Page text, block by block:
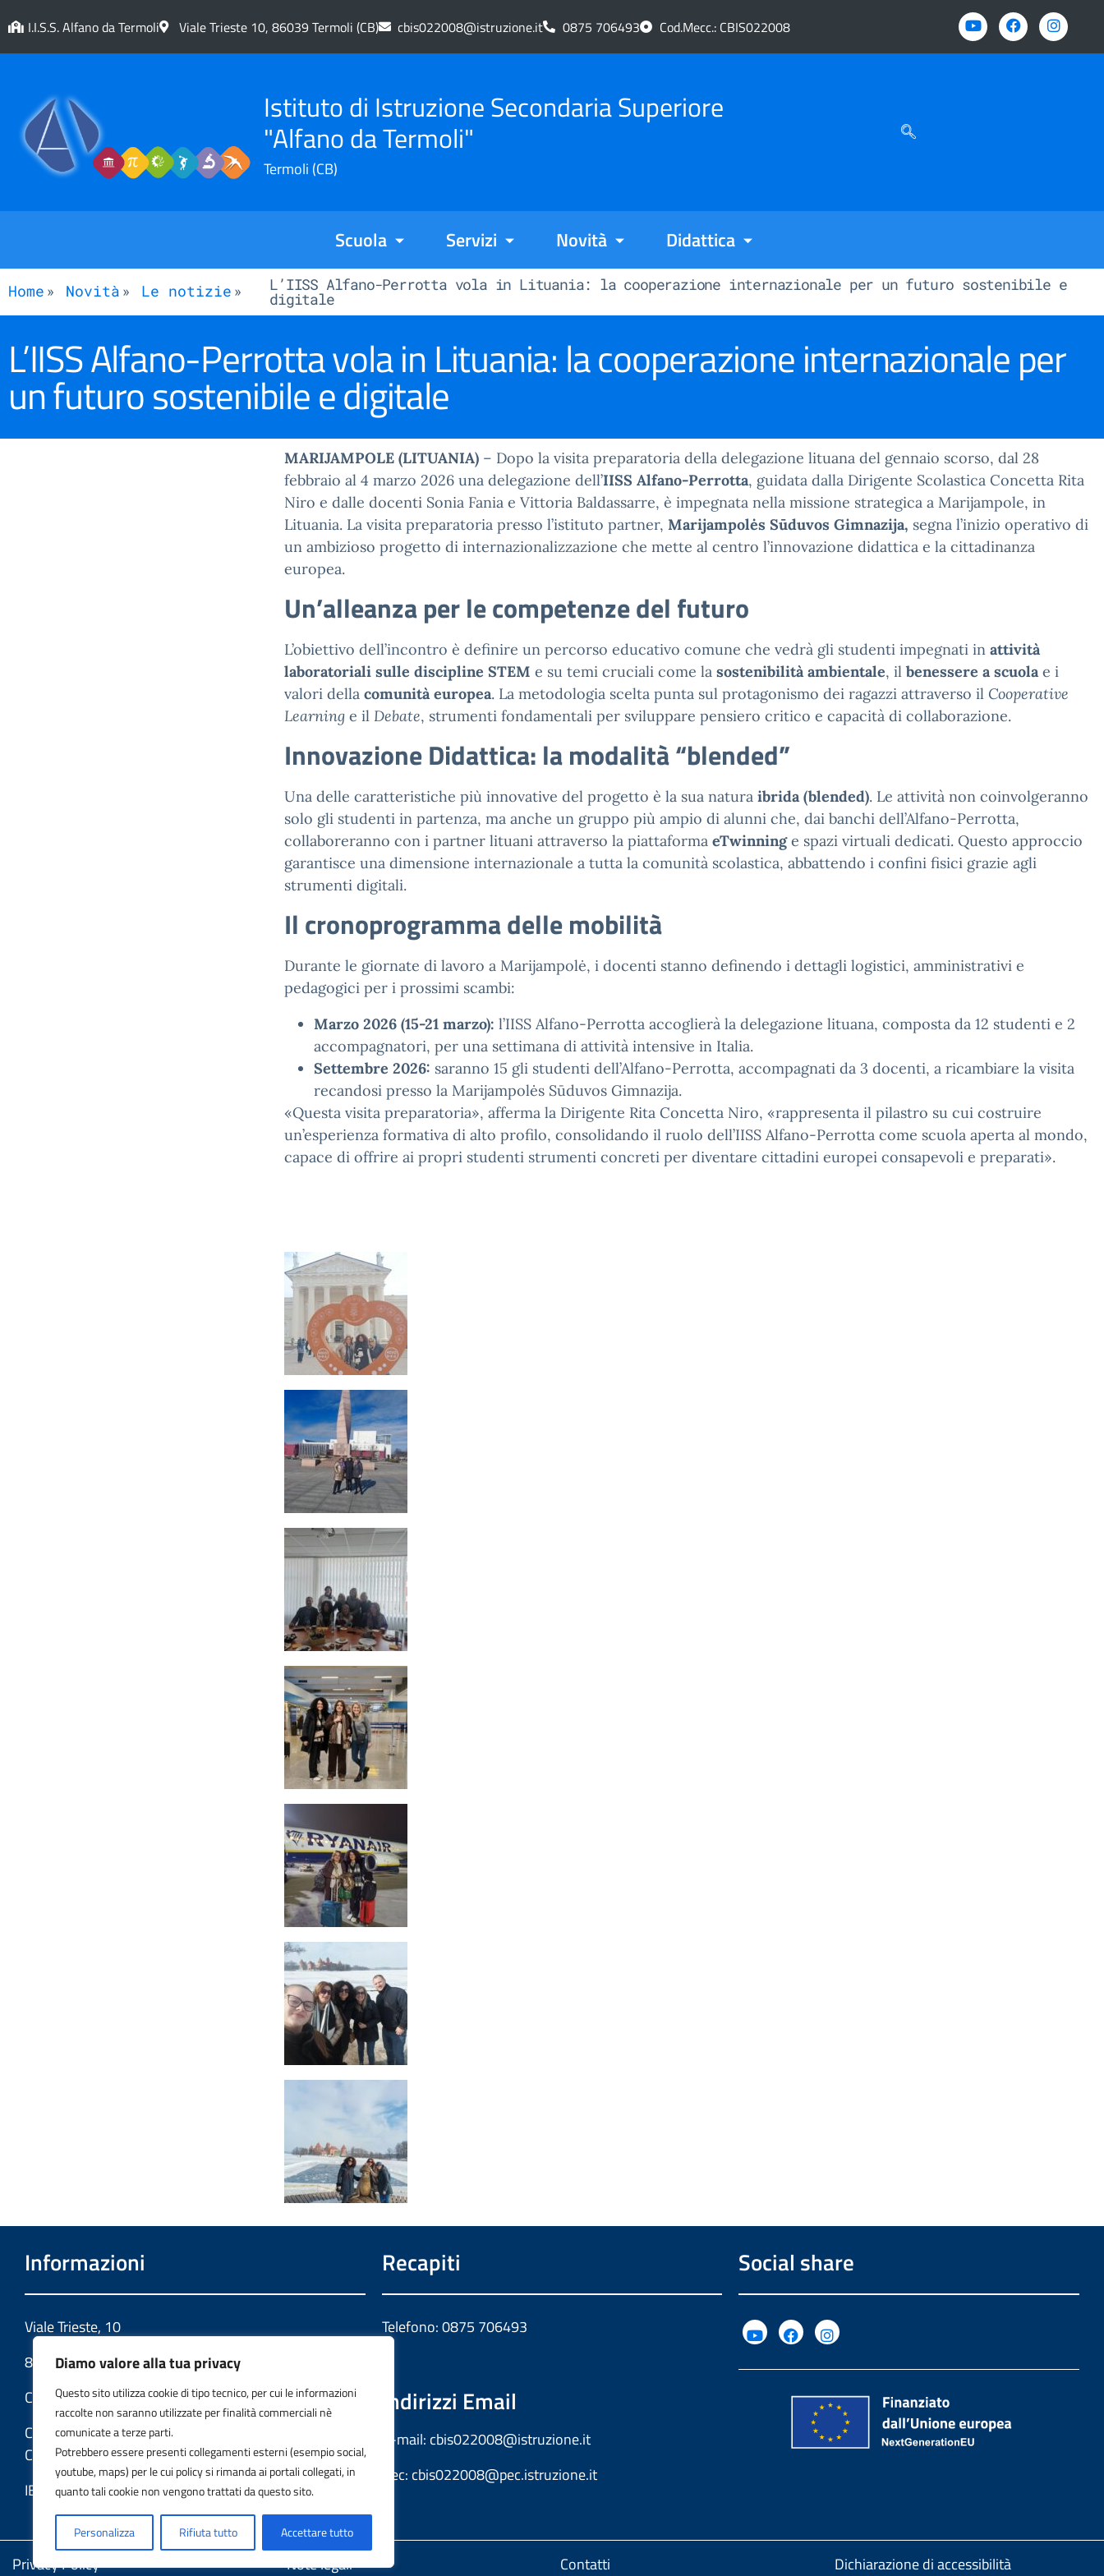
Diamo valore alla tua privacy
Questo sito utilizza cookie di tipo tecnico, per cui le informazioni
raccolte non saranno utilizzate per finalità commerciali nè
comunicate a terze parti.
Potrebbero essere presenti collegamenti esterni (esempio social,
youtube, maps) per le cui policy si rimanda ai portali collegati, in
quanto tali cookie non vengono trattati da questo sito.
Personalizza Rifiuta tutto Accettare tutto
I.I.S.S. Alfano da Termoli Viale Trieste 10, 86039 Termoli (CB) cbis022008@istruzione.it 0875 706493 Cod.Mecc.: CBIS022008
Istituto di Istruzione Secondaria Superiore
"Alfano da Termoli"
Termoli (CB)
Scuola Servizi Novità Didattica
Home Novità Le notizie L’IISS Alfano-Perrotta vola in Lituania: la cooperazione internazionale per un futuro sostenibile e
digitale
L’IISS Alfano-Perrotta vola in Lituania: la cooperazione internazionale per
un futuro sostenibile e digitale
MARIJAMPOLE (LITUANIA) – Dopo la visita preparatoria della delegazione lituana del gennaio scorso, dal 28
febbraio al 4 marzo 2026 una delegazione dell’IISS Alfano-Perrotta, guidata dalla Dirigente Scolastica Concetta Rita
Niro e dalle docenti Sonia Fania e Vittoria Baldassarre, è impegnata nella missione strategica a Marijampole, in
Lituania. La visita preparatoria presso l’istituto partner, Marijampolės Sūduvos Gimnazija, segna l’inizio operativo di
un ambizioso progetto di internazionalizzazione che mette al centro l’innovazione didattica e la cittadinanza
europea.
Un’alleanza per le competenze del futuro
L’obiettivo dell’incontro è definire un percorso educativo comune che vedrà gli studenti impegnati in attività
laboratoriali sulle discipline STEM e su temi cruciali come la sostenibilità ambientale, il benessere a scuolae i
valori della comunità europea. La metodologia scelta punta sul protagonismo dei ragazzi attraverso il Cooperative
Learning e il Debate, strumenti fondamentali per sviluppare pensiero critico e capacità di collaborazione.
Innovazione Didattica: la modalità “blended”
Una delle caratteristiche più innovative del progetto è la sua natura ibrida (blended). Le attività non coinvolgeranno
solo gli studenti in partenza, ma anche un gruppo più ampio di alunni che, dai banchi dell’Alfano-Perrotta,
collaboreranno con i partner lituani attraverso la piattaforma eTwinninge spazi virtuali dedicati. Questo approccio
garantisce una dimensione internazionale a tutta la comunità scolastica, abbattendo i confini fisici grazie agli
strumenti digitali.
Il cronoprogramma delle mobilità
Durante le giornate di lavoro a Marijampolė, i docenti stanno definendo i dettagli logistici, amministrativi e
pedagogici per i prossimi scambi:
Marzo 2026 (15-21 marzo): l’IISS Alfano-Perrotta accoglierà la delegazione lituana, composta da 12 studenti e 2
accompagnatori, per una settimana di attività intensive in Italia.
Settembre 2026: saranno 15 gli studenti dell’Alfano-Perrotta, accompagnati da 3 docenti, a ricambiare la visita
recandosi presso la Marijampolės Sūduvos Gimnazija.
«Questa visita preparatoria», afferma la Dirigente Rita Concetta Niro, «rappresenta il pilastro su cui costruire
un’esperienza formativa di alto profilo, consolidando il ruolo dell’IISS Alfano-Perrotta come scuola aperta al mondo,
capace di offrire ai propri studenti strumenti concreti per diventare cittadini europei consapevoli e preparati».
Informazioni
Viale Trieste, 10
86039 Termoli (CB)
Codice fiscale: 91049580706
Codice meccanografico:
CBIS022008
IBAN: IT 07 G 3069 41133 100000046137
Recapiti
Telefono: 0875 706493
Indirizzi Email
E-mail: cbis022008@istruzione.it
Pec: cbis022008@pec.istruzione.it
Social share
Privacy Policy Note legali Contatti Dichiarazione di accessibilità